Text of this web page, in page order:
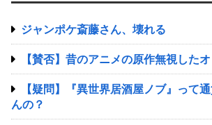
ジャンポケ斎藤さん、壊れる
【賛否】昔のアニメの原作無視した
【疑問】『異世界居酒屋ノブ』って
んの？